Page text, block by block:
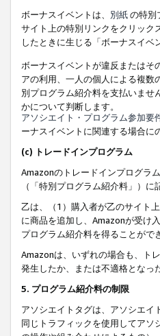
ボーナスイベントは、 別紙の特別
サイト上の特別リンクをクリック
したときに生じる「ボーナスイ
ボーナスイベントが違反またはそ
アの利用、一人の個人による複数
別プログラム紹介料を支払いませ
かについて判断します。
アソシエイト・プログラム参加要
ーナスイベントに関連する場合に
(c) トレードインプログラム
Amazonのトレードインプログラ
（「特別プログラム紹介料」）
乙は、（1）購入者が乙のサイト
に商品を追加し、Amazonが受け
プログラム紹介料を得ることがで
Amazonは、いずれの場合も、ト
発生したか、または不適格となっ
5. プログラム紹介料の制限
アソシエイトタグは、アソシエ
同じトラフィックを使用してアソ